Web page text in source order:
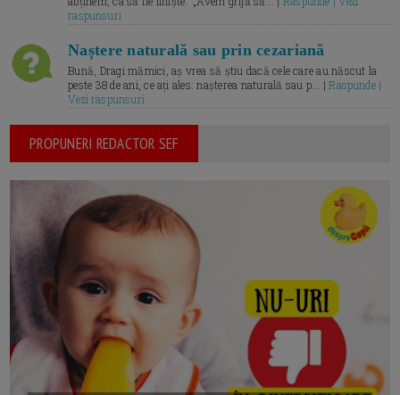
raspunsuri
Naștere naturală sau prin cezariană
Bună, Dragi mămici, aș vrea să știu dacă cele care au născut la
peste 38 de ani, ce ați ales: nașterea naturală sau p... |Raspunde |
Vezi raspunsuri
PROPUNERI REDACTOR SEF